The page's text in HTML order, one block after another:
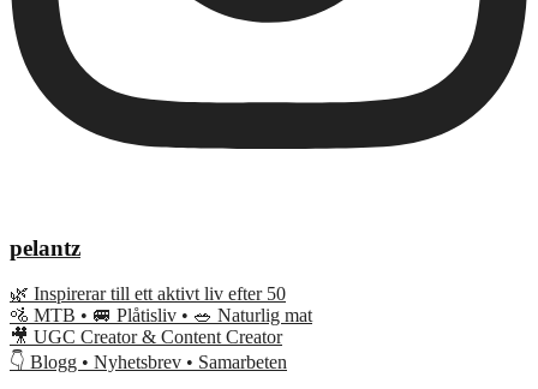
pelantz
🌿 Inspirerar till ett aktivt liv efter 50
🚵 MTB • 🚐 Plåtisliv • 🥗 Naturlig mat
🎥 UGC Creator & Content Creator
👇 Blogg • Nyhetsbrev • Samarbeten